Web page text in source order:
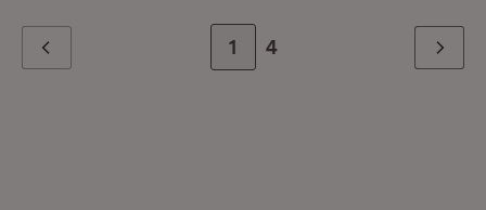
Zur Seite
1 Zur letzten Seite
4 Weiter